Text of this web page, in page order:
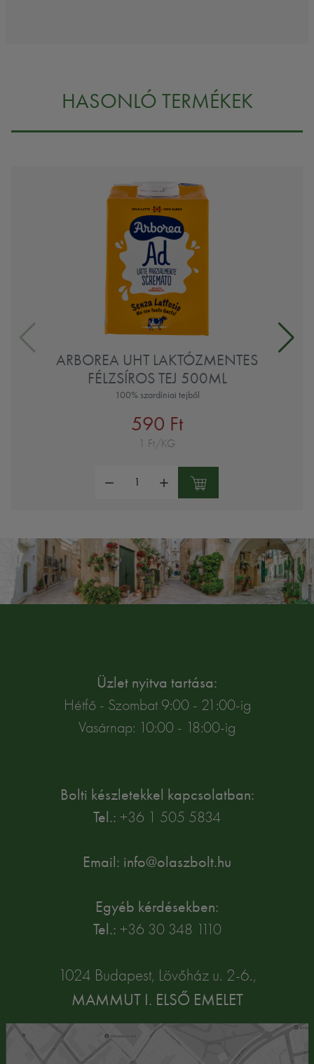
HASONLÓ TERMÉKEK
ARBOREA UHT LAKTÓZMENTES
FÉLZSÍROS TEJ 500ML
100% szardíniai tejből
590 Ft
1 Ft/KG
Üzlet nyitva tartása:
Hétfő - Szombat 9:00 - 21:00-ig
Vasárnap: 10:00 - 18:00-ig
Bolti készletekkel kapcsolatban:
Tel.: +36 1 505 5834
Email: info@olaszbolt.hu
Egyéb kérdésekben:
Tel.: +36 30 348 1110
1024 Budapest, Lövőház u. 2-6.,
MAMMUT I. ELSŐ EMELET